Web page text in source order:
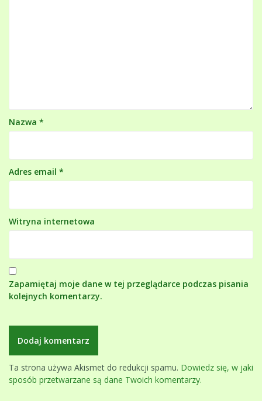
Nazwa *
Adres email *
Witryna internetowa
Zapamiętaj moje dane w tej przeglądarce podczas pisania
kolejnych komentarzy.
Ta strona używa Akismet do redukcji spamu. Dowiedz się, w jaki
sposób przetwarzane są dane Twoich komentarzy.